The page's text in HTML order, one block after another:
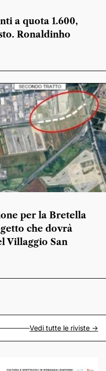
a quota 1.600,
Ronaldinho
per la Bretella
che dovrà
Villaggio San
Vedi tutte le riviste ->